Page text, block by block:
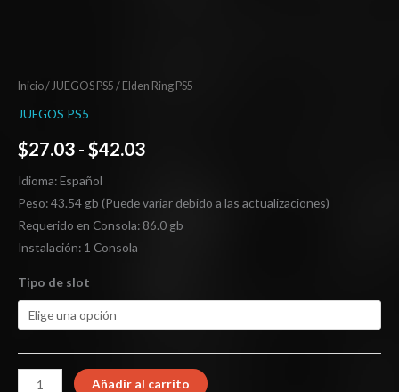
Inicio/JUEGOS PS5 / Elden Ring PS5
JUEGOS PS5
$27.03 - $42.03
Idioma: Español
Peso: 43.54 gb (Puede variar debido a las actualizaciones)
Requerido en Consola: 86.0 gb
Instalación: 1 Consola
Tipo de slot
Añadir al carrito